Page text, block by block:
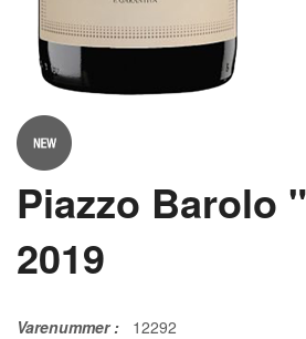
Piazzo Barolo
2019
Varenummer :
12292